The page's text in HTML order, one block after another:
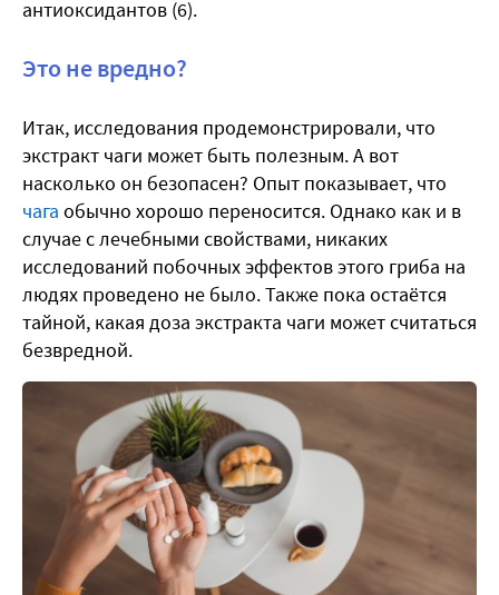
антиоксидантов (6).
Это не вредно?
Итак, исследования продемонстрировали, что
экстракт чаги может быть полезным. А вот
насколько он безопасен? Опыт показывает, что
чага обычно хорошо переносится. Однако как и в
случае с лечебными свойствами, никаких
исследований побочных эффектов этого гриба на
людях проведено не было. Также пока остаётся
тайной, какая доза экстракта чаги может считаться
безвредной.